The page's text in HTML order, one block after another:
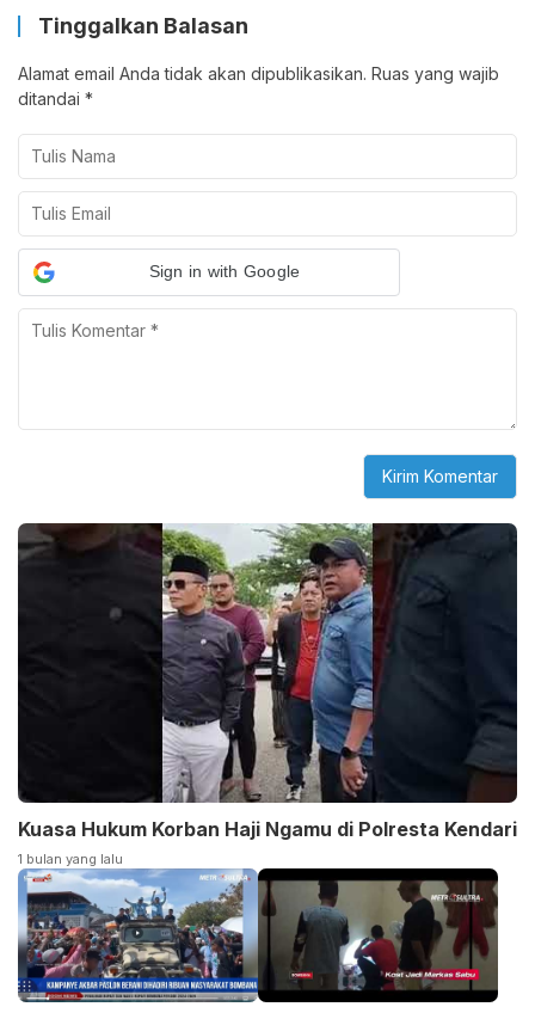
Tinggalkan Balasan
Alamat email Anda tidak akan dipublikasikan. Ruas yang wajib
ditandai *
Sign in with Google
Kuasa Hukum Korban Haji Ngamu di Polresta Kendari
1 bulan yang lalu